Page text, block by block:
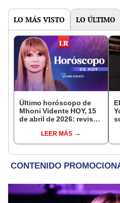
LO MÁS VISTO LO ÚLTIMO
Último horóscopo de
Mhoni Vidente HOY, 15
de abril de 2026: revisa
signo y entérate si te
espera un día
LEER MÁS